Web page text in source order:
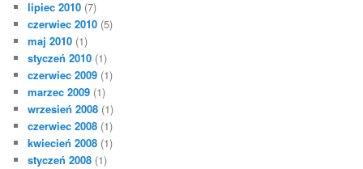
lipiec 2010 (7)
czerwiec 2010 (5)
maj 2010 (1)
styczeń 2010 (1)
czerwiec 2009 (1)
marzec 2009 (1)
wrzesień 2008 (1)
czerwiec 2008 (1)
kwiecień 2008 (1)
styczeń 2008 (1)